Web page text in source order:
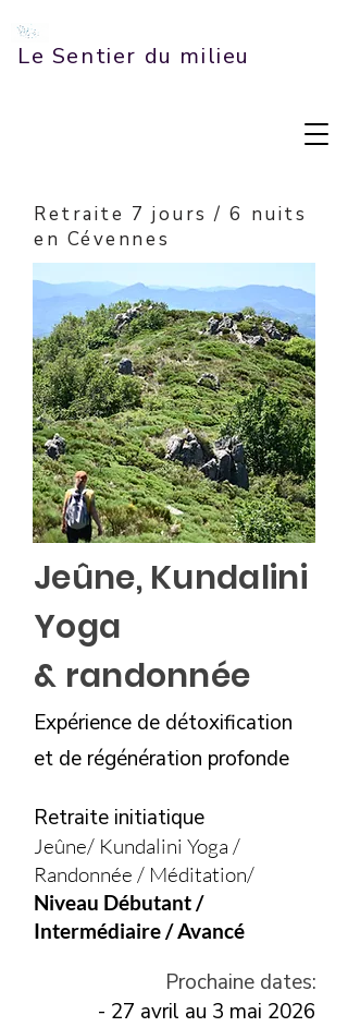
Le Sentier du milieu
Retraite 7 jours / 6 nuits
en Cévennes
Jeûne, Kundalini
Yoga
& randonnée
Expérience de détoxification
et de régénération profonde
Retraite initiatique
Jeûne/ Kundalini Yoga /
Randonnée / Méditation/
Niveau Débutant /
Intermédiaire / Avancé
Prochaine dates:
- 27 avril au 3 mai 2026